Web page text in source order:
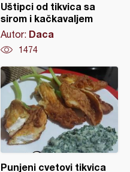
Uštipci od tikvica sa
sirom i kačkavaljem
Autor: Daca
1474
Punjeni cvetovi tikvica